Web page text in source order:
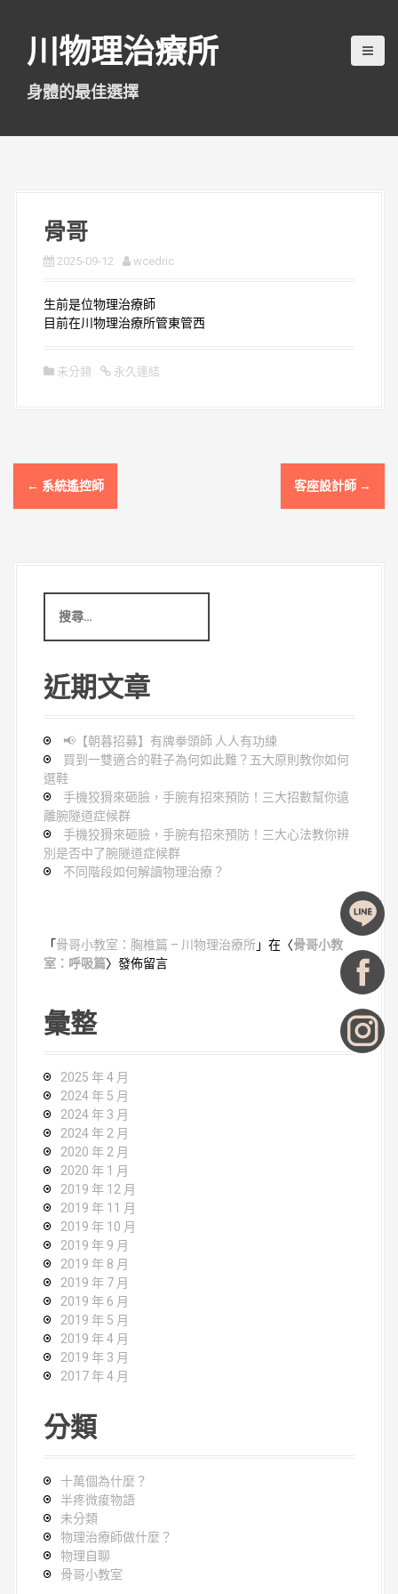
川物理治療所
身體的最佳選擇
骨哥
2025-09-12 wcedric
生前是位物理治療師
目前在川物理治療所管東管西
未分類 永久連結
文
章
覽
← 系統遙控師 客座設計師 →
:
近期文章
📢【朝暮招募】有牌拳頭師 人人有功練
買到一雙適合的鞋子為何如此難？五大原則教你如何
選鞋
手機狡猾來砸臉，手腕有招來預防！三大招數幫你遠
離腕隧道症候群
手機狡猾來砸臉，手腕有招來預防！三大心法教你辨
別是否中了腕隧道症候群
不同階段如何解讀物理治療？
「 骨哥小教室：胸椎篇 – 川物理治療所」在〈骨哥小教
室：呼吸篇〉發佈留言
彙整
2025 年 4 月
2024 年 5 月
2024 年 3 月
2024 年 2 月
2020 年 2 月
2020 年 1 月
2019 年 12 月
2019 年 11 月
2019 年 10 月
2019 年 9 月
2019 年 8 月
2019 年 7 月
2019 年 6 月
2019 年 5 月
2019 年 4 月
2019 年 3 月
2017 年 4 月
分類
十萬個為什麼？
半疼微痠物語
未分類
物理治療師做什麼？
物理自聊
骨哥小教室